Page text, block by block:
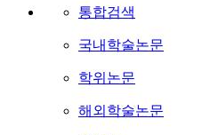
통합검색
국내학술논문
학위논문
해외학술논문